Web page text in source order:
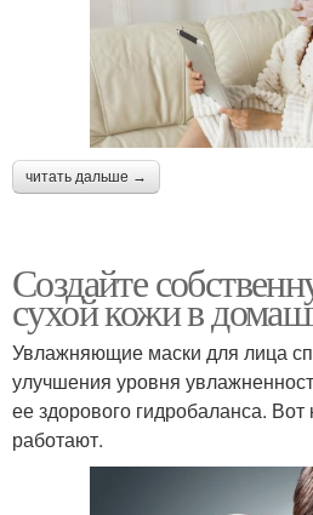
читать дальше →
Создайте
сухой кожи в
Увлажняющие маски для лица
улучшения уровня
ее здорового гидробаланса.
работают.